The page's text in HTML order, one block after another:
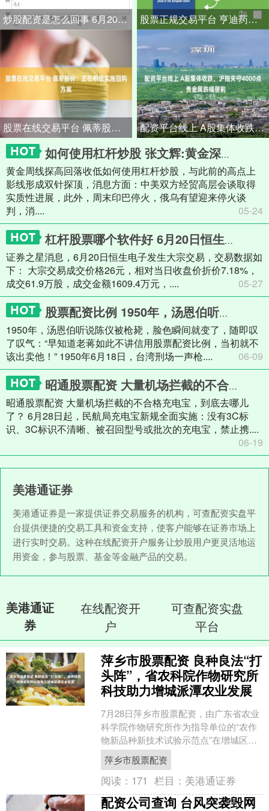
炒股配资是怎么回事 6月20日安凯微现406.98万元大宗交易 股票正规交易平台 亨迪药业（301211）7月1日主力资金净买入1184.45万元
股票在线交易平台 佩蒂股份：正在积极实施回购方案 配资平台线上 A股集体收跌，沪指失守4000点，贵金属跌幅居前
如何使用杠杆炒股 张文辉:黄金深入调整
黄金周线探高回落收低如何使用杠杆炒股，与此前的高点上
影线形成双针探顶，消息方面：中美双方经贸高层会谈取得
实质性进展，此外，周末印巴停火，俄乌有望迎来停火谈
判，消....
05-24
杠杆股票哪个软件好 6月20日恒生电子现1609.4万元大宗交易
证券之星消息，6月20日恒生电子发生大宗交易，交易数据如
下： 大宗交易成交价格26元，相对当日收盘价折价7.18%，
成交61.9万股，成交金额1609.4万元，....
05-27
股票配资比例 1950年，汤恩伯听说陈仪被枪毙，脸色瞬间就变了，随即叹了口气
1950年，汤恩伯听说陈仪被枪毙，脸色瞬间就变了，随即叹
了叹气：“早知道老蒋如此不讲信用股票配资比例，当初就不
该出卖他！” 1950年6月18日，台湾刑场一声枪....
06-09
昭通股票配资 大量机场拦截的不合格充电宝，到底去哪儿了？
昭通股票配资 大量机场拦截的不合格充电宝，到底去哪儿
了？ 6月28日起，民航局充电宝新规全面实施：没有3C标
识、3C标识不清晰、被召回型号或批次的充电宝，禁止携....
06-19
美港通证券
美港通证券是一家提供证券交易服务的机构，可查配资实盘平
台提供便捷的交易工具和资金支持，使客户能够在证券市场上
进行实时交易。这种在线配资开户服务让炒股用户更灵活地运
用资金，参与股票、基金等金融产品的交易。
美港通证
券
在线配资开
户
可查配资实盘
平台
萍乡市股票配资 良种良法“打
头阵”，省农科院作物研究所
科技助力增城派潭农业发展
7月28日萍乡市股票配资，由广东省农业
科学院作物研究所作为指导单位的“农作
物新品种新技术试验示范点”在增城区派
潭镇南方乡村振兴综合体·禾作农场授
牌，这意味着省农....
萍乡市股票配资
阅读： 171 栏目： 美港通证券
配资公司查询 台风突袭毁网